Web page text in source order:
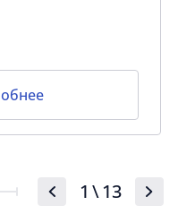
1 \13